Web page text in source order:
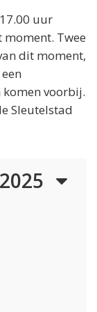
uur
Twee
dit moment,
komen voorbij.
Sleutelstad